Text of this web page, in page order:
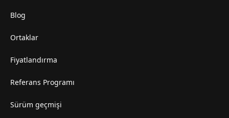
Blog
Ortaklar
Fiyatlandırma
Referans Programı
Sürüm geçmişi